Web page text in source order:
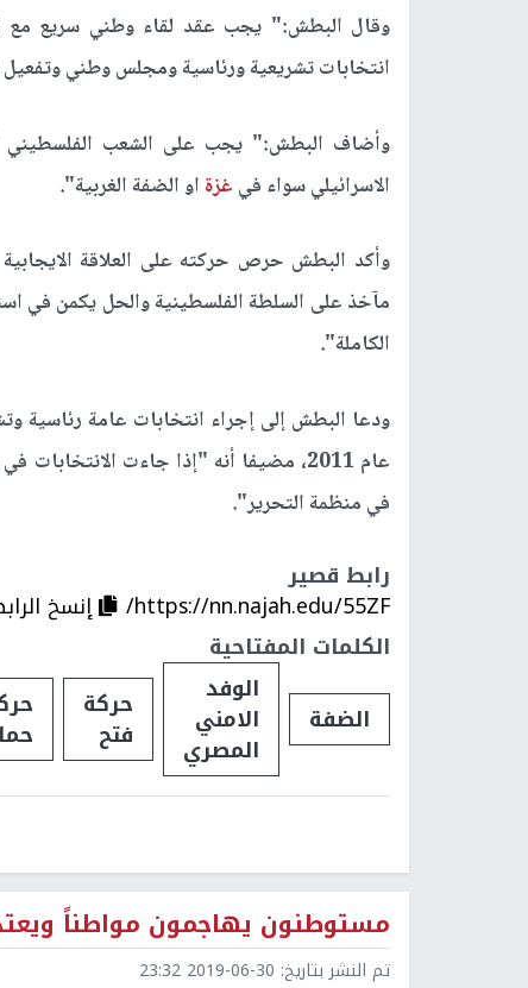
وقال البطش:" يجب عقد لقاء وطني سريع مع
انتخابات تشريعية ورئاسية ومجلس وطني
وأضاف البطش:" يجب على الشعب الفلسطيني
الاسرائيلي سواء في غزة او الضفة الغربية".
وأكد البطش حرص حركته على العلاقة
مآخذ على السلطة الفلسطينية والحل يكمن في
الكاملة".
ودعا البطش إلى إجراء انتخابات عامة
عام 2011، مضيفا أنه "إذا جاءت
في منظمة التحرير".
رابط قصير
https://nn.najah.edu/55ZF/
إنسخ
الكلمات المفتاحية
الضفة
الوفد
الامني
المصري
حركة
فتح
مستوطنون يهاجمون مواطناً
تم النشر بتاريخ: 2019-06-30 23:32